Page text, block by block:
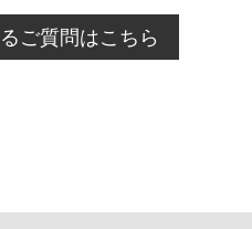
過ぎている場合のご予約
、直接ご予約の店舗まで
ご質問はこちら